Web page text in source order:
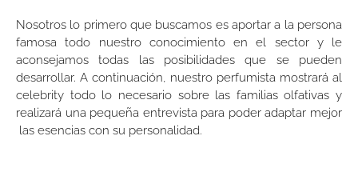
Nosotros lo primero que buscamos es aportar a la persona
famosa todo nuestro conocimiento en el sector y le
aconsejamos todas las posibilidades que se pueden
desarrollar. A continuación, nuestro perfumista mostrará al
celebrity todo lo necesario sobre las familias olfativas y
realizará una pequeña entrevista para poder adaptar mejor
las esencias con su personalidad.